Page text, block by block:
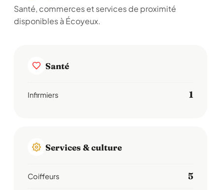
Santé, commerces et services de proximité
disponibles à Écoyeux.
Santé
Infirmiers 1
Services & culture
Coiffeurs 5